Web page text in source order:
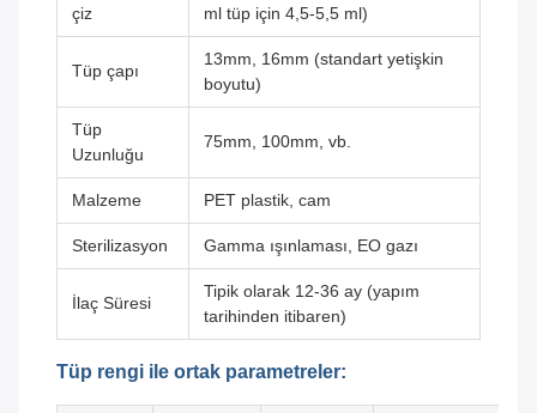
çiz
ml tüp için 4,5-5,5 ml)
Tüp çapı
13mm, 16mm (standart yetişkin
boyutu)
Tüp
Uzunluğu
75mm, 100mm, vb.
Malzeme PET plastik, cam
Sterilizasyon Gamma ışınlaması, EO gazı
İlaç Süresi
Tipik olarak 12-36 ay (yapım
tarihinden itibaren)
Tüp rengi ile ortak parametreler: